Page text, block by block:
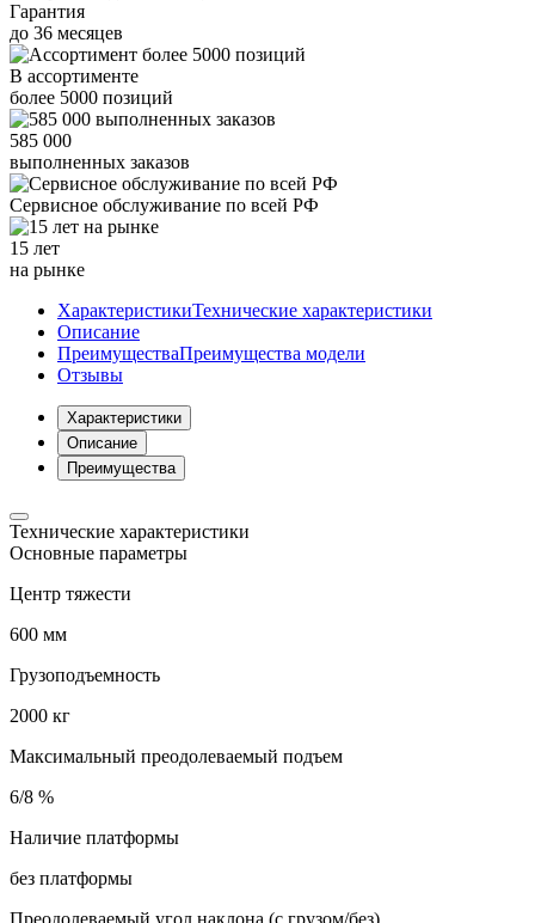
Гарантия
до 36 месяцев
В ассортименте
более 5000 позиций
585 000
выполненных заказов
Сервисное обслуживание по всей РФ
15 лет
на рынке
ХарактеристикиТехнические характеристики
Описание
ПреимуществаПреимущества модели
Отзывы
Характеристики
Описание
Преимущества
Технические характеристики
Основные параметры
Центр тяжести
600 мм
Грузоподъемность
2000 кг
Максимальный преодолеваемый подъем
6/8 %
Наличие платформы
без платформы